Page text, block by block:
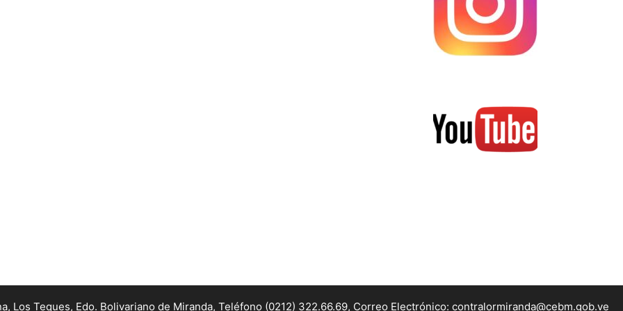
Los Teques, Edo. Bolivariano de Miranda, Teléfono (0212) 322.66.69, Correo Electrónico: contralormiranda@cebm.gob.ve